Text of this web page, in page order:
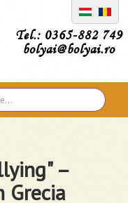
Tel.: 0365-882 749
bolyai@bolyai.ro
–
Grecia